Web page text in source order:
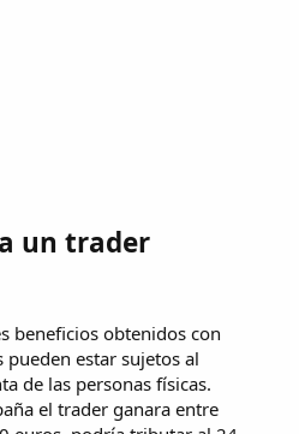
un trader
beneficios obtenidos con
pueden estar sujetos al
de las personas físicas.
el trader ganara entre